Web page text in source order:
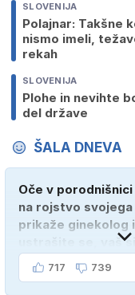
SLOVENIJA
Polajnar: Takšne
nismo imeli,
rekah
SLOVENIJA
Plohe in nevihte
del države
ŠALA DNEVA
Oče v
na rojstvo svojega
prikaže ginekolog
ustrašite se, vaš
dober kilogram!"
gospod doktor, saj
717 739